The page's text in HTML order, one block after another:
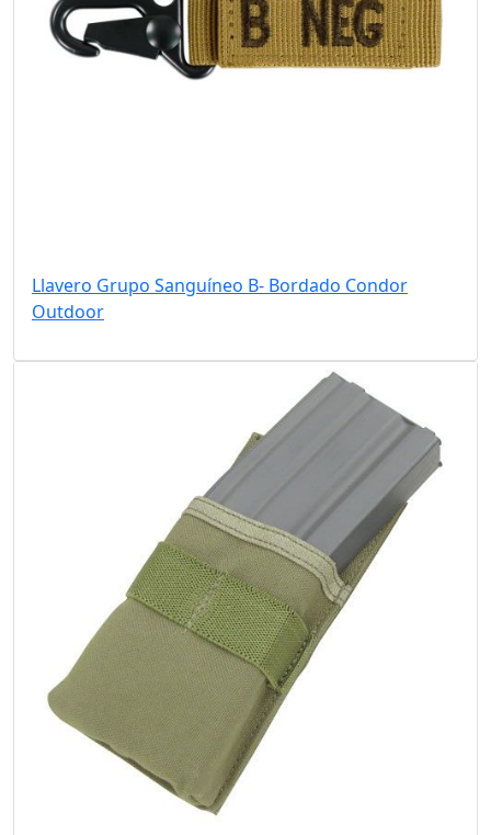
Llavero Grupo Sanguíneo B- Bordado Condor
Outdoor